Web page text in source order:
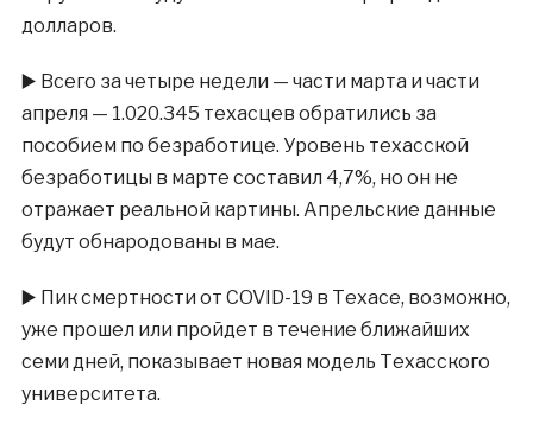
долларов.
▶️ Всего за четыре недели — части марта и части
апреля — 1.020.345 техасцев обратились за
пособием по безработице. Уровень техасской
безработицы в марте составил 4,7%, но он не
отражает реальной картины. Апрельские данные
будут обнародованы в мае.
▶️ Пик смертности от COVID-19 в Техасе, возможно,
уже прошел или пройдет в течение ближайших
семи дней, показывает новая модель Техасского
университета.